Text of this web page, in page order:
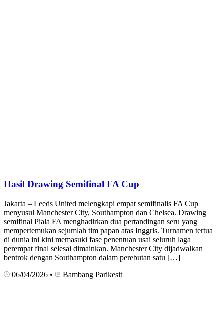
Hasil Drawing Semifinal FA Cup
Jakarta – Leeds United melengkapi empat semifinalis FA Cup
menyusul Manchester City, Southampton dan Chelsea. Drawing
semifinal Piala FA menghadirkan dua pertandingan seru yang
mempertemukan sejumlah tim papan atas Inggris. Turnamen tertua
di dunia ini kini memasuki fase penentuan usai seluruh laga
perempat final selesai dimainkan. Manchester City dijadwalkan
bentrok dengan Southampton dalam perebutan satu […]
06/04/2026 • Bambang Parikesit